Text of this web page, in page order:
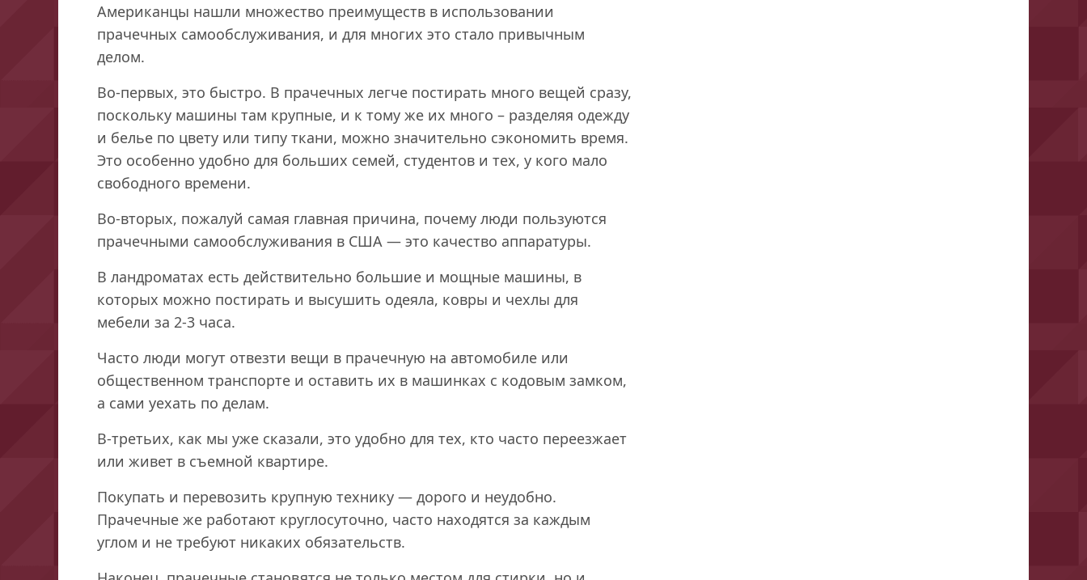
Американцы нашли множество преимуществ в использовании
прачечных самообслуживания, и для многих это стало привычным
делом.
Во-первых, это быстро. В прачечных легче постирать много вещей сразу,
поскольку машины там крупные, и к тому же их много – разделяя одежду
и белье по цвету или типу ткани, можно значительно сэкономить время.
Это особенно удобно для больших семей, студентов и тех, у кого мало
свободного времени.
Во-вторых, пожалуй самая главная причина, почему люди пользуются
прачечными самообслуживания в США — это качество аппаратуры.
В ландроматах есть действительно большие и мощные машины, в
которых можно постирать и высушить одеяла, ковры и чехлы для
мебели за 2-3 часа.
Часто люди могут отвезти вещи в прачечную на автомобиле или
общественном транспорте и оставить их в машинках с кодовым замком,
а сами уехать по делам.
В-третьих, как мы уже сказали, это удобно для тех, кто часто переезжает
или живет в съемной квартире.
Покупать и перевозить крупную технику — дорого и неудобно.
Прачечные же работают круглосуточно, часто находятся за каждым
углом и не требуют никаких обязательств.